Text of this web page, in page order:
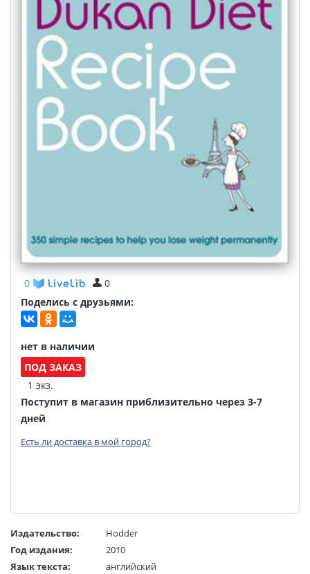
0
0
Поделись с друзьями:
нет в наличии
ПОД ЗАКАЗ
1 экз.
Поступит в магазин приблизительно через 3-7
дней
Есть ли доставка в мой город?
Издательство:
Hodder
Год издания:
2010
Язык текста:
английский